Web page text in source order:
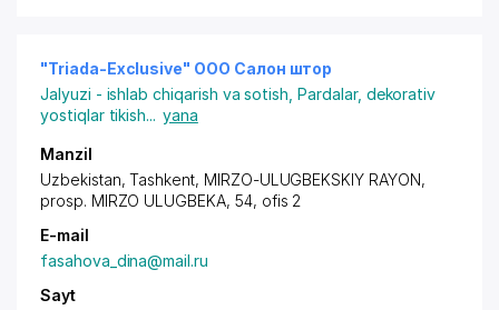
"Triada-Exclusive" ООО Салон штор
Jalyuzi - ishlab chiqarish va sotish ,Pardalar, dekorativ
yostiqlar tikish... yana
Manzil
Uzbekistan,Tashkent, MIRZO-ULUGBEKSKIY RAYON,
prosp. MIRZO ULUGBEKA, 54, ofis 2
E-mail
fasahova_dina@mail.ru
Sayt